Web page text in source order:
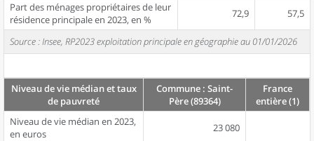
Part des ménages propriétaires de leur
résidence principale en 2023, en %
72,9 57,5
Source : Insee, RP2023 exploitation principale en géographie au 01/01/2026
Niveau de vie médian et taux
de pauvreté
Commune : Saint-
Père (89364)
France
entière (1)
Niveau de vie médian en 2023,
en euros
23 080